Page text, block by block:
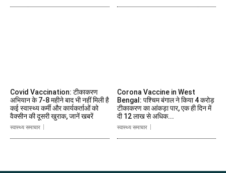
Covid Vaccination: टीकाकरण
अभियान के 7-8 महीने बाद भी नहीं मिली है
कई स्वास्थ्य कर्मी और कार्यकर्ताओं को
वैक्सीन की दूसरी खुराक, जानें खबरें
स्वास्थ्य समाचार
Corona Vaccine in West
Bengal: पश्चिम बंगाल ने किया 4 करोड़
टीकाकरण का आंकड़ा पार, एक ही दिन में
दी 12 लाख से अधिक...
स्वास्थ्य समाचार